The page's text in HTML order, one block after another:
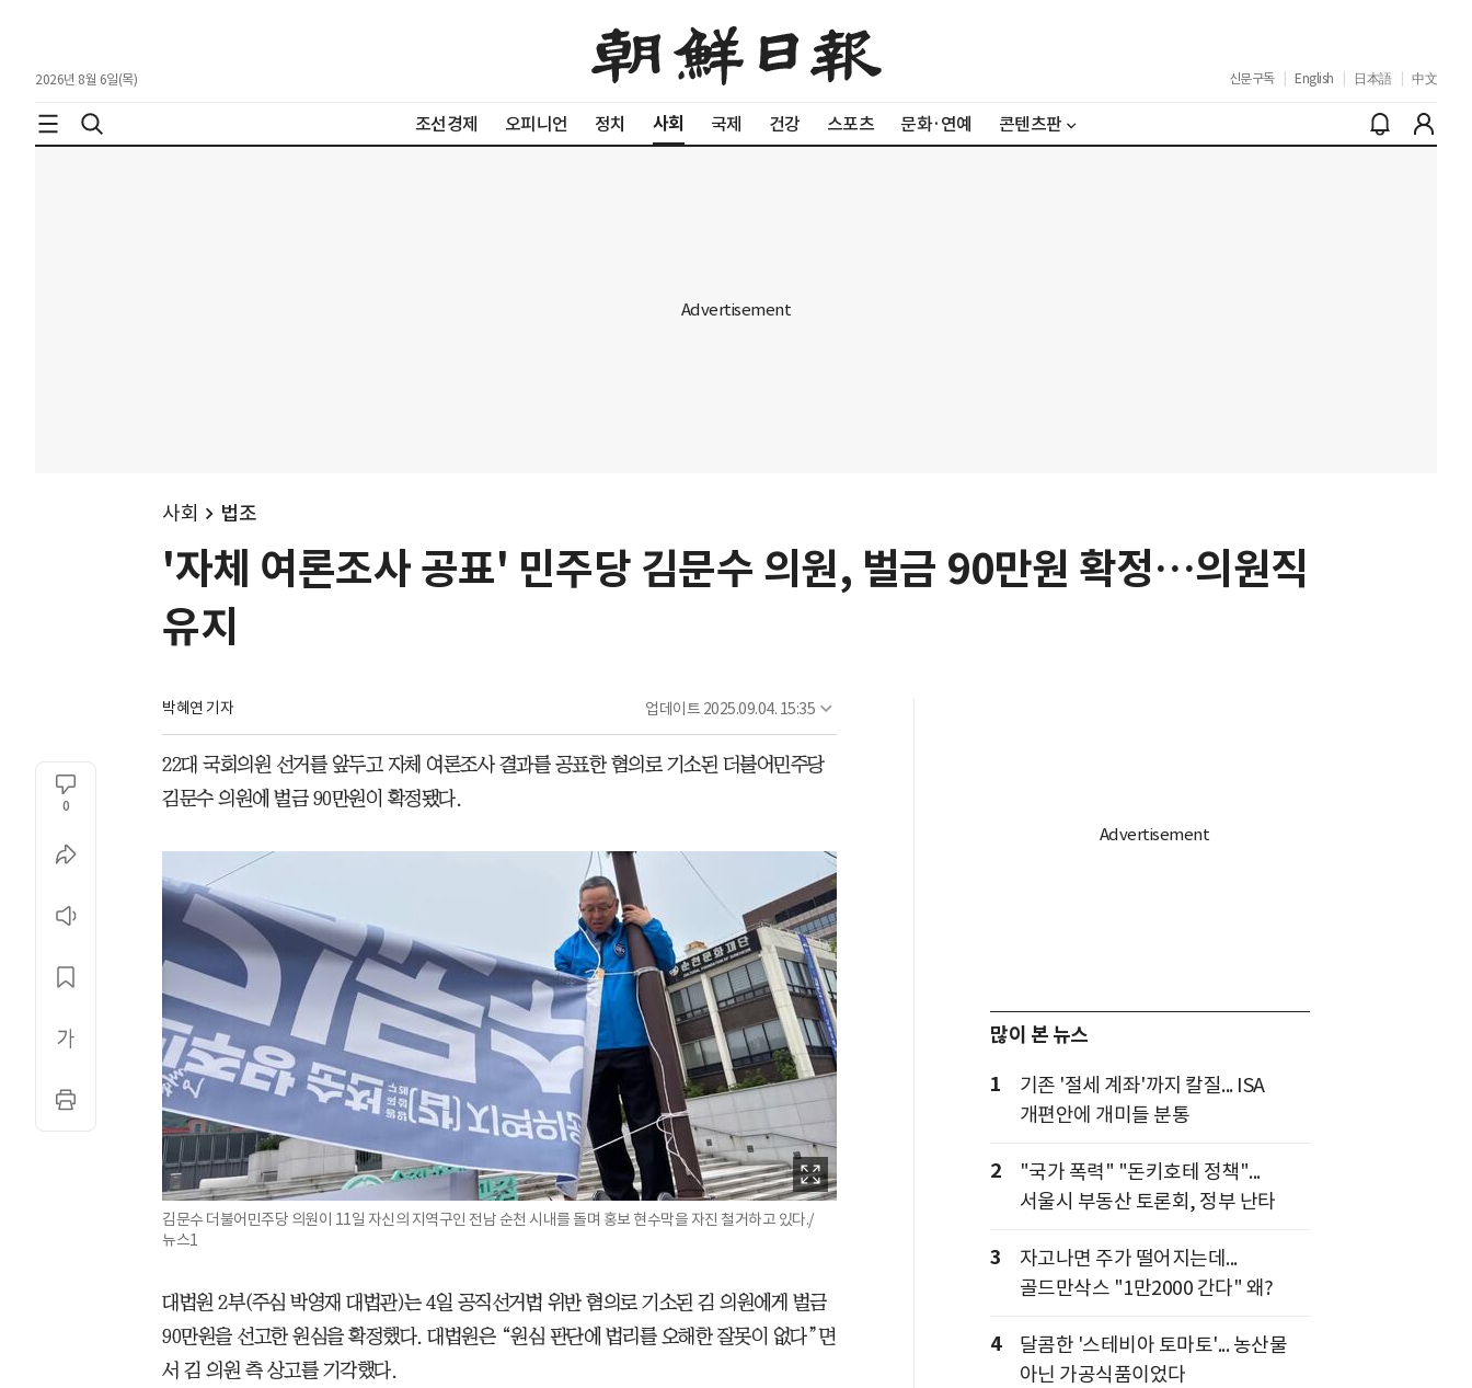
2026년 8월 6일(목) 신문구독 English 日本語 中文
조선경제 오피니언 정치 사회 국제 건강 스포츠 문화·연예 콘텐츠판
사회 법조
'자체 여론조사 공표' 민주당 김문수 의원, 벌금 90만원 확정…의원직
유지
박혜연 기자 업데이트 2025.09.04. 15:35
0
22대 국회의원 선거를 앞두고 자체 여론조사 결과를 공표한 혐의로 기소된 더불어민주당
김문수 의원에 벌금 90만원이 확정됐다.
김문수 더불어민주당 의원이 11일 자신의 지역구인 전남 순천 시내를 돌며 홍보 현수막을 자진 철거하고 있다./
뉴스1
대법원 2부(주심 박영재 대법관)는 4일 공직선거법 위반 혐의로 기소된 김 의원에게 벌금
90만원을 선고한 원심을 확정했다. 대법원은 “원심 판단에 법리를 오해한 잘못이 없다”면
서 김 의원 측 상고를 기각했다.
많이 본 뉴스
1
기존 '절세 계좌'까지 칼질... ISA
개편안에 개미들 분통
2
"국가 폭력" "돈키호테 정책"...
서울시 부동산 토론회, 정부 난타
3
자고나면 주가 떨어지는데...
골드만삭스 "1만2000 간다" 왜?
4
달콤한 '스테비아 토마토'... 농산물
아닌 가공식품이었다